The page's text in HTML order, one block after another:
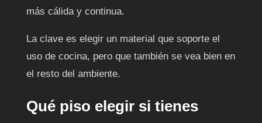
más cálida y continua.
La clave es elegir un material que soporte el
uso de cocina, pero que también se vea bien en
el resto del ambiente.
Qué piso elegir si tienes